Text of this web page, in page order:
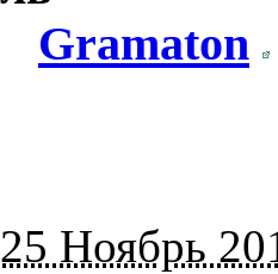
Gramaton
25 Ноябрь